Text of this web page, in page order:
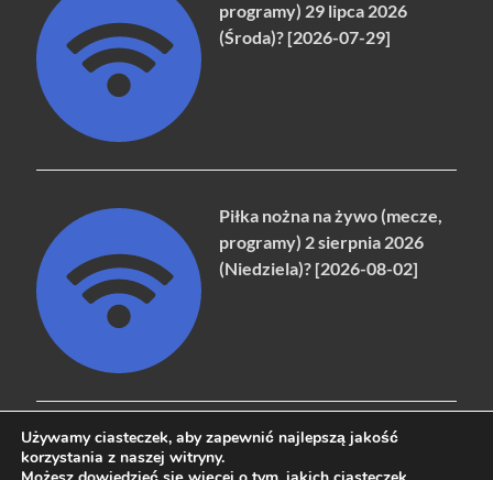
programy) 29 lipca 2026
(Środa)? [2026-07-29]
Piłka nożna na żywo (mecze,
programy) 2 sierpnia 2026
(Niedziela)? [2026-08-02]
Używamy ciasteczek, aby zapewnić najlepszą jakość
korzystania z naszej witryny.